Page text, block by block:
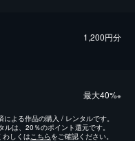
1,200円分
最⼤40%※
よる作品の購入 / レンタルです。
は、20％のポイント還元です。
わしくはこちらをご確認ください。